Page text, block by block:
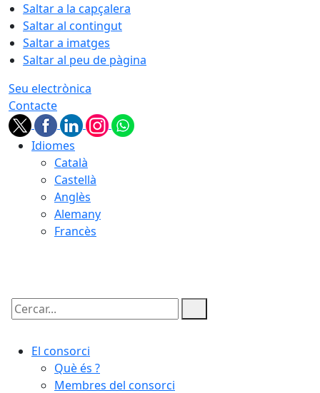
Saltar a la capçalera
Saltar al contingut
Saltar a imatges
Saltar al peu de pàgina
Seu electrònica
Contacte
Idiomes
Català
Castellà
Anglès
Alemany
Francès
Cercar:
El consorci
Què és ?
Membres del consorci